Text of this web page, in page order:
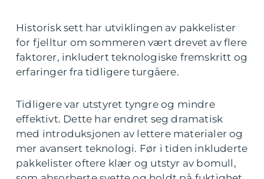
Historisk sett har utviklingen av pakkelister
for fjelltur om sommeren vært drevet av flere
faktorer, inkludert teknologiske fremskritt og
erfaringer fra tidligere turgåere.
Tidligere var utstyret tyngre og mindre
effektivt. Dette har endret seg dramatisk
med introduksjonen av lettere materialer og
mer avansert teknologi. Før i tiden inkluderte
pakkelister oftere klær og utstyr av bomull,